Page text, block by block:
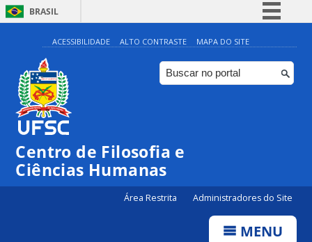
BRASIL
Simplifique!
Comunica BR
Participe
ACESSIBILIDADE ALTO CONTRASTE MAPA DO SITE
Centro de Filosofia e
Ciências Humanas
Área Restrita Administradores do Site
MENU